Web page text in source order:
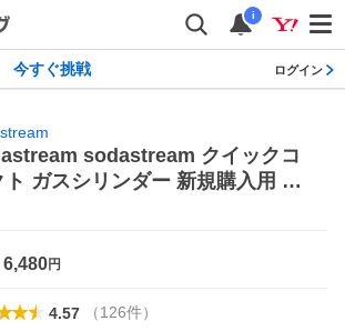
i
今すぐ挑戦 ログイン
sodastream クイックコ
ト ガスシリンダー 新規購入用 60
6,480円
4.57 （126件）